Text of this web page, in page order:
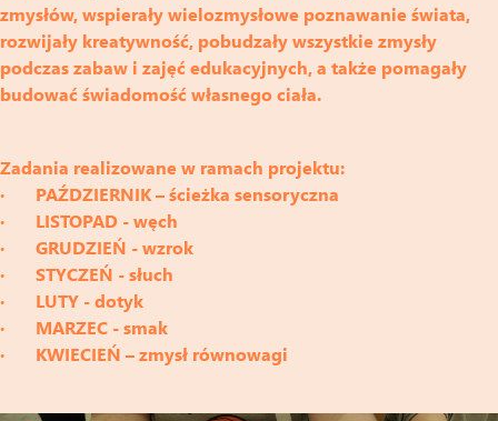
zmysłów, wspierały wielozmysłowe poznawanie świata,
rozwijały kreatywność, pobudzały wszystkie zmysły
podczas zabaw i zajęć edukacyjnych, a także pomagały
budować świadomość własnego ciała.
Zadania realizowane w ramach projektu:
· PAŹDZIERNIK – ścieżka sensoryczna
· LISTOPAD - węch
· GRUDZIEŃ - wzrok
· STYCZEŃ - słuch
· LUTY - dotyk
· MARZEC - smak
· KWIECIEŃ – zmysł równowagi